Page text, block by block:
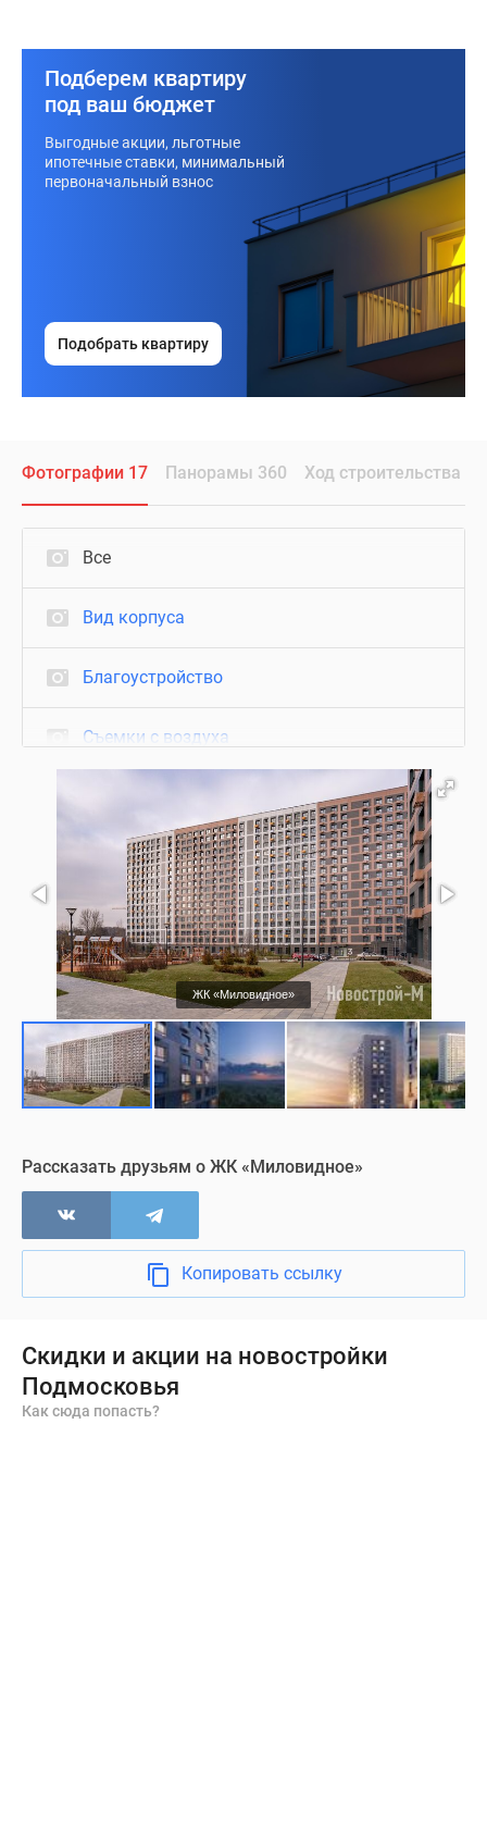
Подберем квартиру
под ваш бюджет
Выгодные акции, льготные
ипотечные ставки, минимальный
первоначальный взнос
Подобрать квартиру
Фотографии 17 Панорамы 360 Ход строительства
ЖК «Миловидное»
Все
Вид корпуса
Благоустройство
Съемки с воздуха
Визуализация
Рассказать друзьям о ЖК «Миловидное»
Копировать ссылку
Скидки и акции на новостройки
Подмосковья
Как сюда попасть?